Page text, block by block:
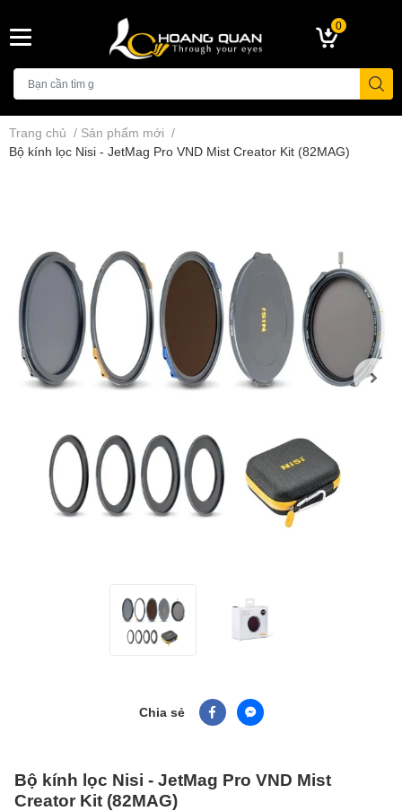
0
Trang chủ / Sản phẩm mới /
Bộ kính lọc Nisi - JetMag Pro VND Mist Creator Kit (82MAG)
Chia sẻ
Bộ kính lọc Nisi - JetMag Pro VND Mist
Creator Kit (82MAG)